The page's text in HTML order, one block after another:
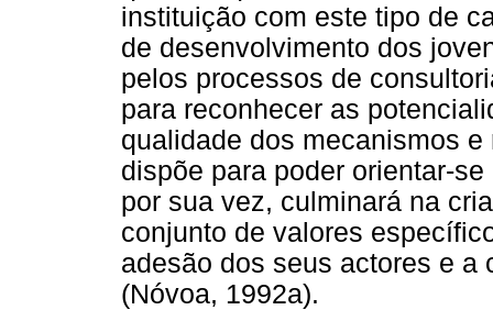
instituição com este tipo de
de desenvolvimento dos
pelos processos de
para reconhecer as
qualidade dos mecanismos
dispõe para poder orientar-
por sua vez, culminará na
conjunto de valores
adesão dos seus actores e a
(Nóvoa, 1992a).